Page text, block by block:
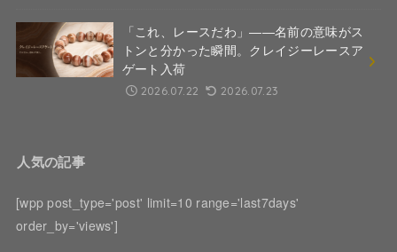
「これ、レースだわ」――名前の意味がス
トンと分かった瞬間。クレイジーレースア
ゲート入荷
2026.07.22 2026.07.23
人気の記事
[wpp post_type='post' limit=10 range='last7days'
order_by='views']